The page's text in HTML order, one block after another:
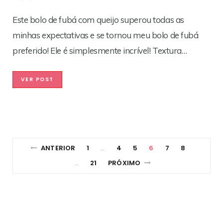
Este bolo de fubá com queijo superou todas as
minhas expectativas e se tornou meu bolo de fubá
preferido! Ele é simplesmente incrível! Textura…
VER POST
ANTERIOR 1 … 4 5 6 7 8
… 21 PRÓXIMO